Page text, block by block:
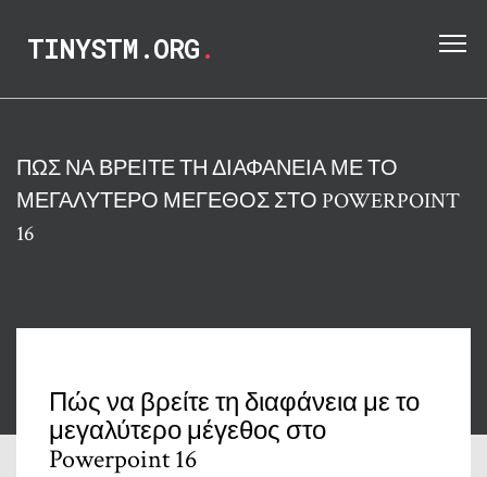
TINYSTM.ORG.
ΠΏΣ ΝΑ ΒΡΕΊΤΕ ΤΗ ΔΙΑΦΆΝΕΙΑ ΜΕ ΤΟ
ΜΕΓΑΛΎΤΕΡΟ ΜΈΓΕΘΟΣ ΣΤΟ POWERPOINT
16
Πώς να βρείτε τη διαφάνεια με το
μεγαλύτερο μέγεθος στο
Powerpoint 16